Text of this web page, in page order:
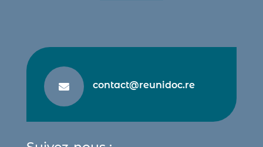
 contact@reunidoc.re